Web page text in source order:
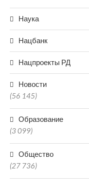
Наука
Нацбанк
Нацпроекты РД
Новости
(56 145)
Образование
(3 099)
Общество
(27 736)